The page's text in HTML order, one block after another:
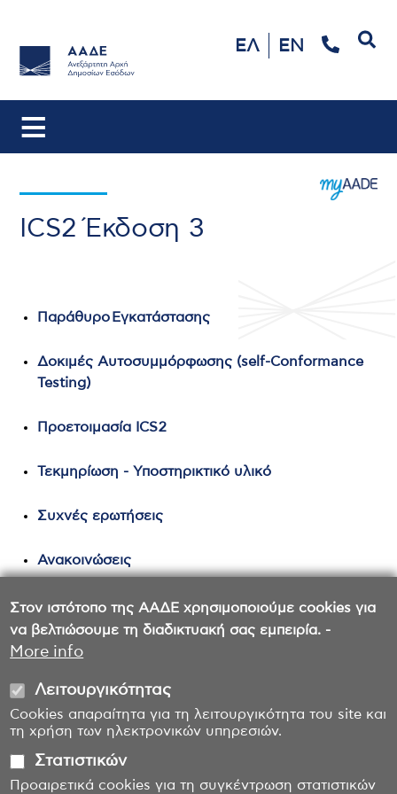
Στον ιστότοπο της ΑΑΔΕ χρησιμοποιούμε cookies για
να βελτιώσουμε τη διαδικτυακή σας εμπειρία. -
More info
Λειτουργικότητας
Cookies απαραίτητα για τη λειτουργικότητα του site και
τη χρήση των ηλεκτρονικών υπηρεσιών.
Στατιστικών
Προαιρετικά cookies για τη συγκέντρωση στατιστικών
ΕΛ EN
ICS2 Έκδοση 3
Παράθυρo Εγκατάστασης
Δοκιμές Αυτοσυμμόρφωσης (self-Conformance
Testing)
Προετοιμασία ICS2
Τεκμηρίωση - Υποστηρικτικό υλικό
Συχνές ερωτήσεις
Ανακοινώσεις